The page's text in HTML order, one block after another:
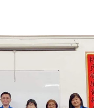
勇程、溫濟源、巫明卿、蔡